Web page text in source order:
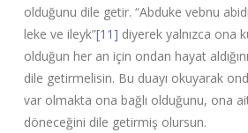
olduğunu dile getir. “Abduke vebnu
leke ve ileyk”[11] diyerek yalnızca ona
olduğun her an için ondan hayat
dile getirmelisin. Bu duayı okuyarak
var olmakta ona bağlı olduğunu, ona
döneceğini dile getirmiş olursun.